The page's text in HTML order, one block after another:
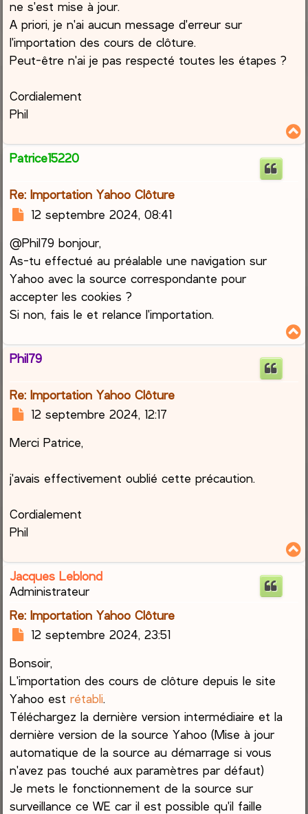
ne s'est mise à jour.
A priori, je n'ai aucun message d'erreur sur
l'importation des cours de clôture.
Peut-être n'ai je pas respecté toutes les étapes ?
Cordialement
Phil
Patrice15220
Re: Importation Yahoo Clôture
M
s
s
a
e
12 septembre 2024, 08:41
@Phil79 bonjour,
As-tu effectué au préalable une navigation sur
Yahoo avec la source correspondante pour
accepter les cookies ?
Si non, fais le et relance l'importation.
Phil79
Re: Importation Yahoo Clôture
M
s
a
12 septembre 2024, 12:17
Merci Patrice,
j'avais effectivement oublié cette précaution.
Cordialement
Phil
Jacques Leblond
Administrateur
Re: Importation Yahoo Clôture
M
s
s
a
g
e
12 septembre 2024, 23:51
Bonsoir,
L'importation des cours de clôture depuis le site
Yahoo estrétabli.
Téléchargez la dernière version intermédiaire et la
dernière version de la source Yahoo (Mise à jour
automatique de la source au démarrage si vous
n'avez pas touché aux paramètres par défaut)
Je mets le fonctionnement de la source sur
surveillance ce WE car il est possible qu'il faille